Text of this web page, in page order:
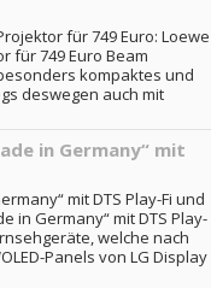
für 749 Euro: Loewe
für 749 Euro Beam
kompaktes und
deswegen auch mit
in Germany“ mit
mit DTS Play-Fi und
in Germany“ mit DTS Play-
welche nach
Panels von LG Display